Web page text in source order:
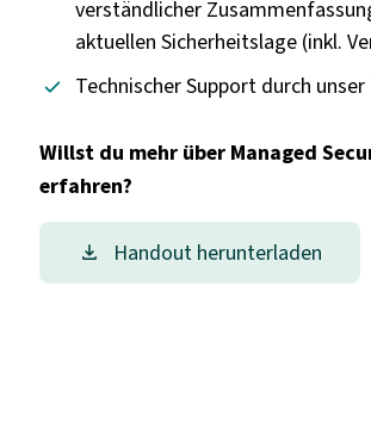
verständlicher
aktuellen Sicherheitslage (inkl.
Technischer Support durch unser
Willst du mehr über Managed
erfahren?
Handout herunterladen